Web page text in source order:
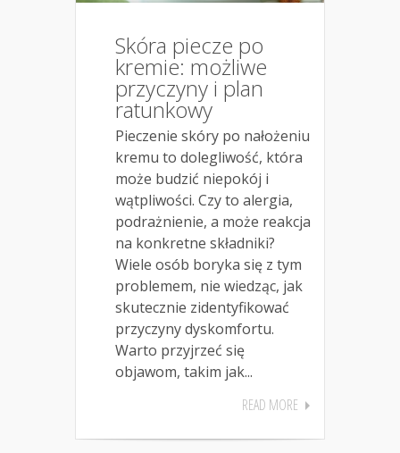
Skóra piecze po
kremie: możliwe
przyczyny i plan
ratunkowy
Pieczenie skóry po nałożeniu
kremu to dolegliwość, która
może budzić niepokój i
wątpliwości. Czy to alergia,
podrażnienie, a może reakcja
na konkretne składniki?
Wiele osób boryka się z tym
problemem, nie wiedząc, jak
skutecznie zidentyfikować
przyczyny dyskomfortu.
Warto przyjrzeć się
objawom, takim jak...
READ MORE